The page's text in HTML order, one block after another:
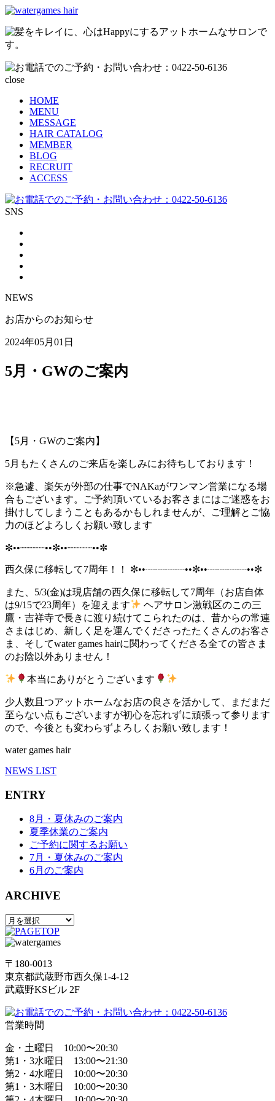
close
HOME
MENU
MESSAGE
HAIR CATALOG
MEMBER
BLOG
RECRUIT
ACCESS
SNS
NEWS
お店からのお知らせ
2024年05月01日
5月・GWのご案内
【5月・GWのご案内】
5月もたくさんのご来店を楽しみにお待ちしております！
※急遽、楽矢が外部の仕事でNAKaがワンマン営業になる場
合もございます。ご予約頂いているお客さまにはご迷惑をお
掛けしてしまうこともあるかもしれませんが、ご理解とご協
力のほどよろしくお願い致します
✼••┈┈┈┈••✼••┈┈┈┈••✼
西久保に移転して7周年！！ ✼••┈┈┈┈••✼••┈┈┈┈••✼
また、5/3(金)は現店舗の西久保に移転して7周年（お店自体
は9/15で23周年）を迎えます
ヘアサロン激戦区のこの三
鷹・吉祥寺で長きに渡り続けてこられたのは、昔からの常連
さまはじめ、新しく足を運んでくださったたくさんのお客さ
ま、そしてwater games hairに関わってくださる全ての皆さま
のお陰以外ありません！
本当にありがとうございます
少人数且つアットホームなお店の良さを活かして、まだまだ
至らない点もございますが初心を忘れずに頑張って参ります
ので、今後とも変わらずよろしくお願い致します！
water games hair
NEWS LIST
ENTRY
8月・夏休みのご案内
夏季休業のご案内
ご予約に関するお願い
7月・夏休みのご案内
6月のご案内
ARCHIVE
〒180-0013
東京都武蔵野市西久保1-4-12
武蔵野KSビル 2F
営業時間
金・土曜日 10:00〜20:30
第1・3水曜日 13:00〜21:30
第2・4水曜日 10:00〜20:30
第1・3木曜日 10:00〜20:30